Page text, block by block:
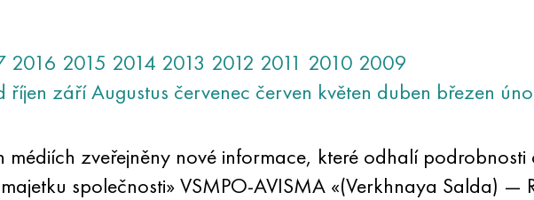
2016 2015 2014 2013 2012 2011 2010 2009
říjen záříAugustus červenec červen květen duben březen
médiích zveřejněny nové informace, které odhalí podrobnosti
společnosti» VSMPO-AVISMA «(Verkhnaya Salda) —